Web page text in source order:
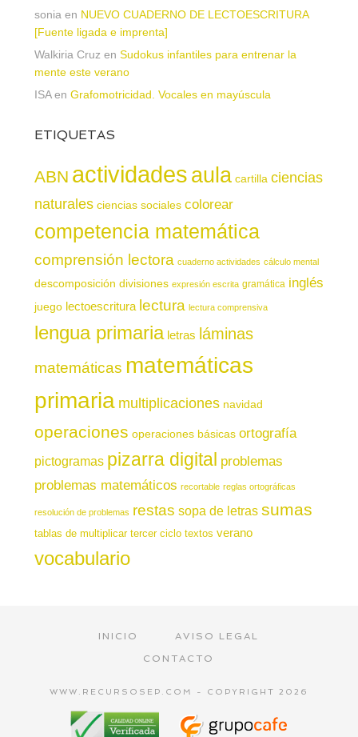
sonia en NUEVO CUADERNO DE LECTOESCRITURA
[Fuente ligada e imprenta]
Walkiria Cruz en Sudokus infantiles para entrenar la
mente este verano
ISAen Grafomotricidad. Vocales en mayúscula
ETIQUETAS
ABN actividadesaula cartilla ciencias
naturales ciencias sociales colorear
competencia matemática
comprensión lectora cuaderno actividades cálculo mental
descomposición divisiones expresión escrita gramática inglés
juego lectoescritura lectura lectura comprensiva
lengua primaria letras láminas
matemáticas matemáticas
primaria multiplicaciones navidad
operaciones operaciones básicas ortografía
pictogramas pizarra digital problemas
problemas matemáticos recortable reglas ortográficas
resolución de problemas restas sopa de letras sumas
tablas de multiplicar tercer ciclo textos verano
vocabulario
INICIO
AVISO LEGAL
CONTACTO
WWW.RECURSOSEP.COM - COPYRIGHT 2026